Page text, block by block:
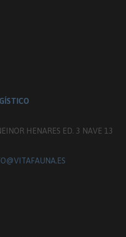
HENARES ED. 3 NAVE 13